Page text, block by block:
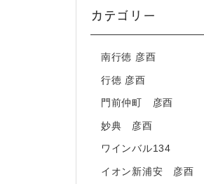
カテゴリー
南行徳 彦酉
行徳 彦酉
門前仲町 彦酉
妙典 彦酉
ワインバル134
イオン新浦安 彦酉